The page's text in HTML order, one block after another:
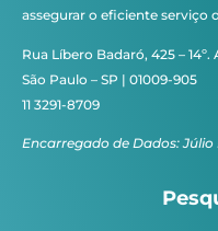
assegurar o eficiente serviço
Rua Líbero Badaró, 425 –
São Paulo – SP | 01009-905
11 3291-8709
Encarregado de Dados: Júlio